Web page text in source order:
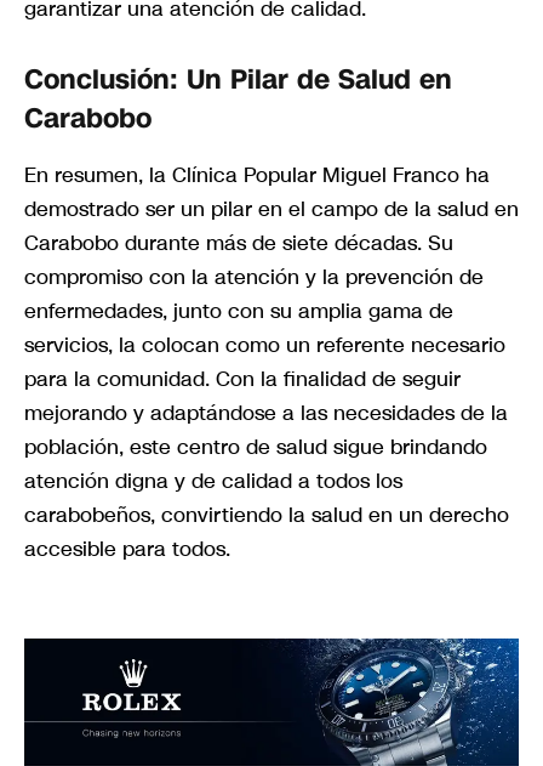
garantizar una atención de calidad.
Conclusión: Un Pilar de Salud en
Carabobo
En resumen, la Clínica Popular Miguel Franco ha
demostrado ser un pilar en el campo de la salud en
Carabobo durante más de siete décadas. Su
compromiso con la atención y la prevención de
enfermedades, junto con su amplia gama de
servicios, la colocan como un referente necesario
para la comunidad. Con la finalidad de seguir
mejorando y adaptándose a las necesidades de la
población, este centro de salud sigue brindando
atención digna y de calidad a todos los
carabobeños, convirtiendo la salud en un derecho
accesible para todos.